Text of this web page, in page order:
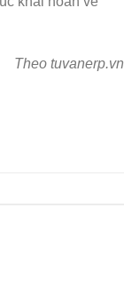
Theo tuvanerp.vn